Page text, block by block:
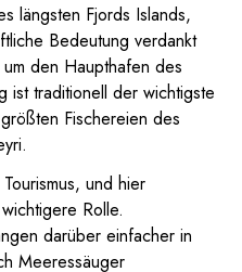
längsten Fjords Islands,
Bedeutung verdankt
den Haupthafen des
ist traditionell der wichtigste
Fischereien des
und hier
Rolle.
darüber einfacher in
Meeressäuger